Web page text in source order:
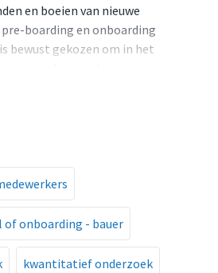
en boeien van nieuwe
boarding en onboarding
bewust gekozen om in het
heeft als hoofdvraag:
van het Spaarne
van nieuwe medewerkers te
of onboarding - bauer
kwantitatief onderzoek